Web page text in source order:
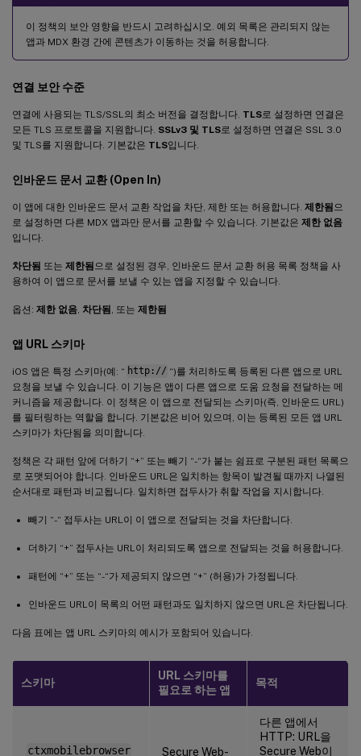
이 정책의 보안 영향을 반드시 고려하십시오. 예외 목록은 관리되지 않는
앱과 MDX 환경 간에 콘텐츠가 이동하는 것을 허용합니다.
연결 보안 수준
연결에 사용되는 TLS/SSL의 최소 버전을 결정합니다. TLS로 설정하면 연결은
모든 TLS 프로토콜을 지원합니다. SSLv3 및 TLS로 설정하면 연결은 SSL 3.0
및 TLS를 지원합니다. 기본값은 TLS입니다.
인바운드 문서 교환 (Open In)
이 앱에 대한 인바운드 문서 교환 작업을 차단, 제한 또는 허용합니다. 제한됨 으
로 설정하면 다른 MDX 앱과만 문서를 교환할 수 있습니다. 기본값은 제한 없음
입니다.
차단됨 또는 제한됨 으로 설정된 경우, 인바운드 문서 교환 허용 목록 정책을 사
용하여 이 앱으로 문서를 보낼 수 있는 앱을 지정할 수 있습니다.
옵션: 제한 없음 차단됨 , 또는 제한됨
앱 URL 스키마
iOS 앱은 특정 스키마(예: “ http:// “)를 처리하도록 등록된 다른 앱으로 URL
요청을 보낼 수 있습니다. 이 기능은 앱이 다른 앱으로 도움 요청을 전달하는 메
커니즘을 제공합니다. 이 정책은 이 앱으로 전달되는 스키마(즉, 인바운드 URL)
를 필터링하는 역할을 합니다. 기본값은 비어 있으며, 이는 등록된 모든 앱 URL
스키마가 차단됨을 의미합니다.
정책은 각 패턴 앞에 더하기 “+” 또는 빼기 “-“가 붙는 쉼표로 구분된 패턴 목록으
로 포맷되어야 합니다. 인바운드 URL은 일치하는 항목이 발견될 때까지 나열된
순서대로 패턴과 비교됩니다. 일치하면 접두사가 취할 작업을 지시합니다.
빼기 “-“ 접두사는 URL이 이 앱으로 전달되는 것을 차단합니다.
더하기 “+” 접두사는 URL이 처리되도록 앱으로 전달되는 것을 허용합니다.
패턴에 “+” 또는 “-“가 제공되지 않으면 “+” (허용)가 가정됩니다.
인바운드 URL이 목록의 어떤 패턴과도 일치하지 않으면 URL은 차단됩니다.
다음 표에는 앱 URL 스키마의 예시가 포함되어 있습니다.
스키마
URL 스키마를
필요로 하는 앱
목적
ctxmobilebrowser Secure Web-
다른 앱에서
HTTP: URL을
Secure Web이